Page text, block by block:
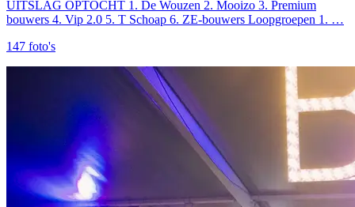
UITSLAG OPTOCHT 1.⁠ ⁠De Wouzen 2. Mooizo 3. Premium
bouwers 4. Vip 2.0 5. T Schoap 6. ZE-bouwers Loopgroepen 1.⁠ ⁠…
147 foto's